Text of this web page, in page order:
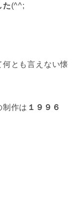
た(^^;
とも言えない懐
制作は １９９６